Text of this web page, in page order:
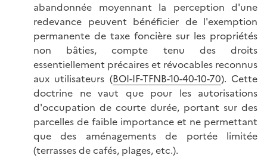
abandonnée moyennant la perception d'une
redevance peuvent bénéficier de l'exemption
permanente de taxe foncière sur les propriétés
non bâties, compte tenu des droits
essentiellement précaires et révocables reconnus
aux utilisateurs (BOI-IF-TFNB-10-40-10-70). Cette
doctrine ne vaut que pour les autorisations
d'occupation de courte durée, portant sur des
parcelles de faible importance et ne permettant
que des aménagements de portée limitée
(terrasses de cafés, plages, etc.).